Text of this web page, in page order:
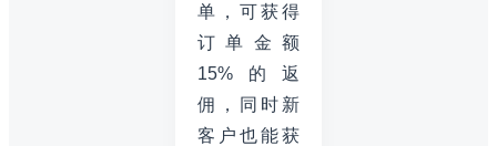
单，可获得
订单金额
15%的返
佣，同时新
客户也能获